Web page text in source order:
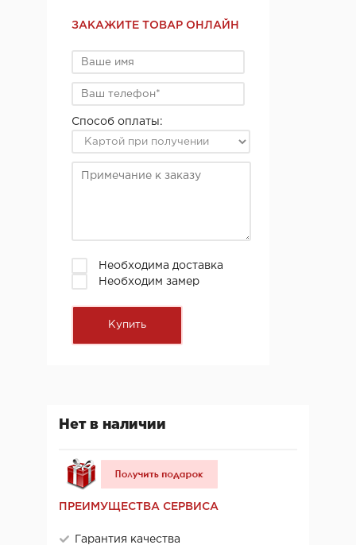
ЗАКАЖИТЕ ТОВАР ОНЛАЙН
Способ оплаты:
Необходима доставка
Необходим замер
Нет в наличии
ПРЕИМУЩЕСТВА СЕРВИСА
Гарантия качества